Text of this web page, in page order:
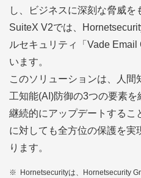
し、ビジネスに深刻な脅威を
SuiteX V2では、
ルセキュリティ「Vade
います。
このソリューションは、人間
工知能(AI)防御の3つの要素
継続的にアップデートするこ
に対しても全方位の保護を実
ります。
※
Hornetsecurityは、Hornetsecurity